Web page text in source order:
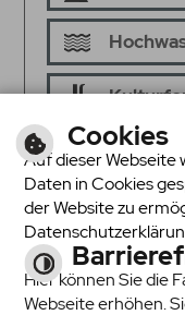
Senioren
Cookies
Auf dieser Webseite
Daten in Cookies
der Website zu
Hier können Sie die
Webseite erhöhen.